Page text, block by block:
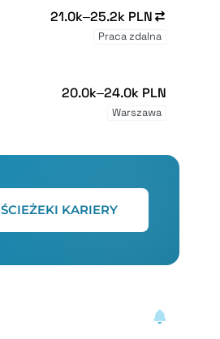
21.0k–25.2k PLN
Praca zdalna
20.0k–24.0k PLN
Warszawa
KARIERY